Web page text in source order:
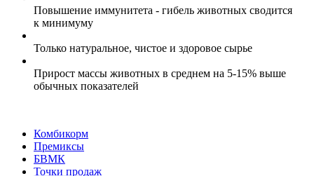
Повышение иммунитета - гибель животных сводится
к минимуму
Только натуральное, чистое и здоровое сырье
Прирост массы животных в среднем на 5-15% выше
обычных показателей
Комбикорм
Премиксы
БВМК
Точки продаж